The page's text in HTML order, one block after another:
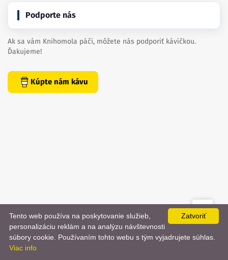
Podporte nás
Ak sa vám Knihomola páči, môžete nás podporiť kávičkou.
Ďakujeme!
Kúpte nám kávu
created bydanielhrenak.sk
📨
Zatvoriť
Tento web používa na poskytovanie služieb,
personalizáciu reklám a na analýzu návštevnosti
súbory cookie. Používaním tohto webu s tým vyjadrujete súhlas.
Viac info